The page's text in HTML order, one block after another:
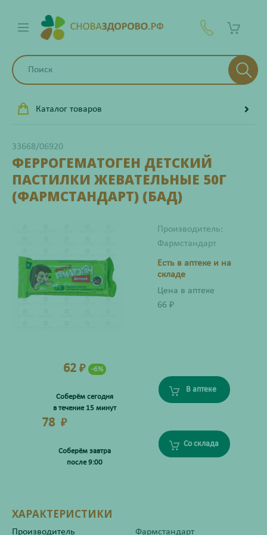
Каталог товаров
33668/06920
ФЕРРОГЕМАТОГЕН ДЕТСКИЙ
ПАСТИЛКИ ЖЕВАТЕЛЬНЫЕ 50Г
(ФАРМСТАНДАРТ) (БАД)
Производитель:
Фармстандарт
Есть в аптеке и на
складе
Цена в аптеке
66 ₽
62 ₽ -6%
Соберём сегодня
в течение 15 минут
В аптеке
78 ₽
Соберём завтра
после 9:00
Со склада
ХАРАКТЕРИСТИКИ
Производитель
Фармстандарт